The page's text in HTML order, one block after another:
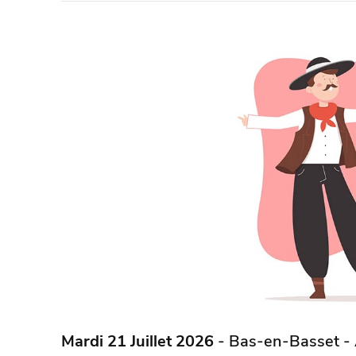
Mardi 21 Juillet 2026 - Bas-en-Basset -